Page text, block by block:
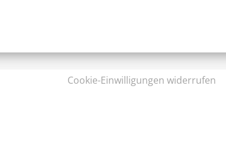
Cookie-Einwilligungen widerrufen